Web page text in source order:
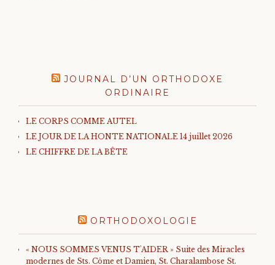
JOURNAL D’UN ORTHODOXE
ORDINAIRE
LE CORPS COMME AUTEL
LE JOUR DE LA HONTE NATIONALE 14 juillet 2026
LE CHIFFRE DE LA BÊTE
ORTHODOXOLOGIE
« NOUS SOMMES VENUS T'AIDER » Suite des Miracles
modernes de Sts. Côme et Damien, St. Charalambose St.